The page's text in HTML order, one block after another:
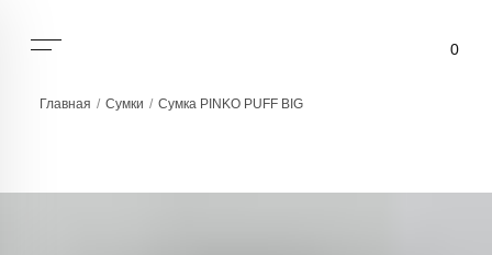
Главная / Сумки / Сумка PINKO PUFF BIG